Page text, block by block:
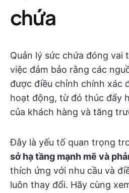
chứa
Quản lý sức chứa đóng
việc đảm bảo rằng các
được điều chỉnh chính xác
hoạt động, từ đó thúc đẩy
của khách hàng và tăng
Đây là yếu tố quan trọng
sở hạ tầng mạnh mẽ và
thích ứng với nhu cầu và
luôn thay đổi. Hãy cùng